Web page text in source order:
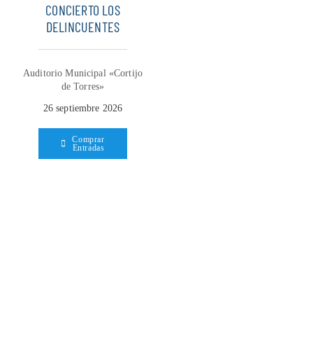
CONCIERTO LOS
DELINCUENTES
Auditorio Municipal «Cortijo
de Torres»
26 septiembre 2026
Comprar
Entradas